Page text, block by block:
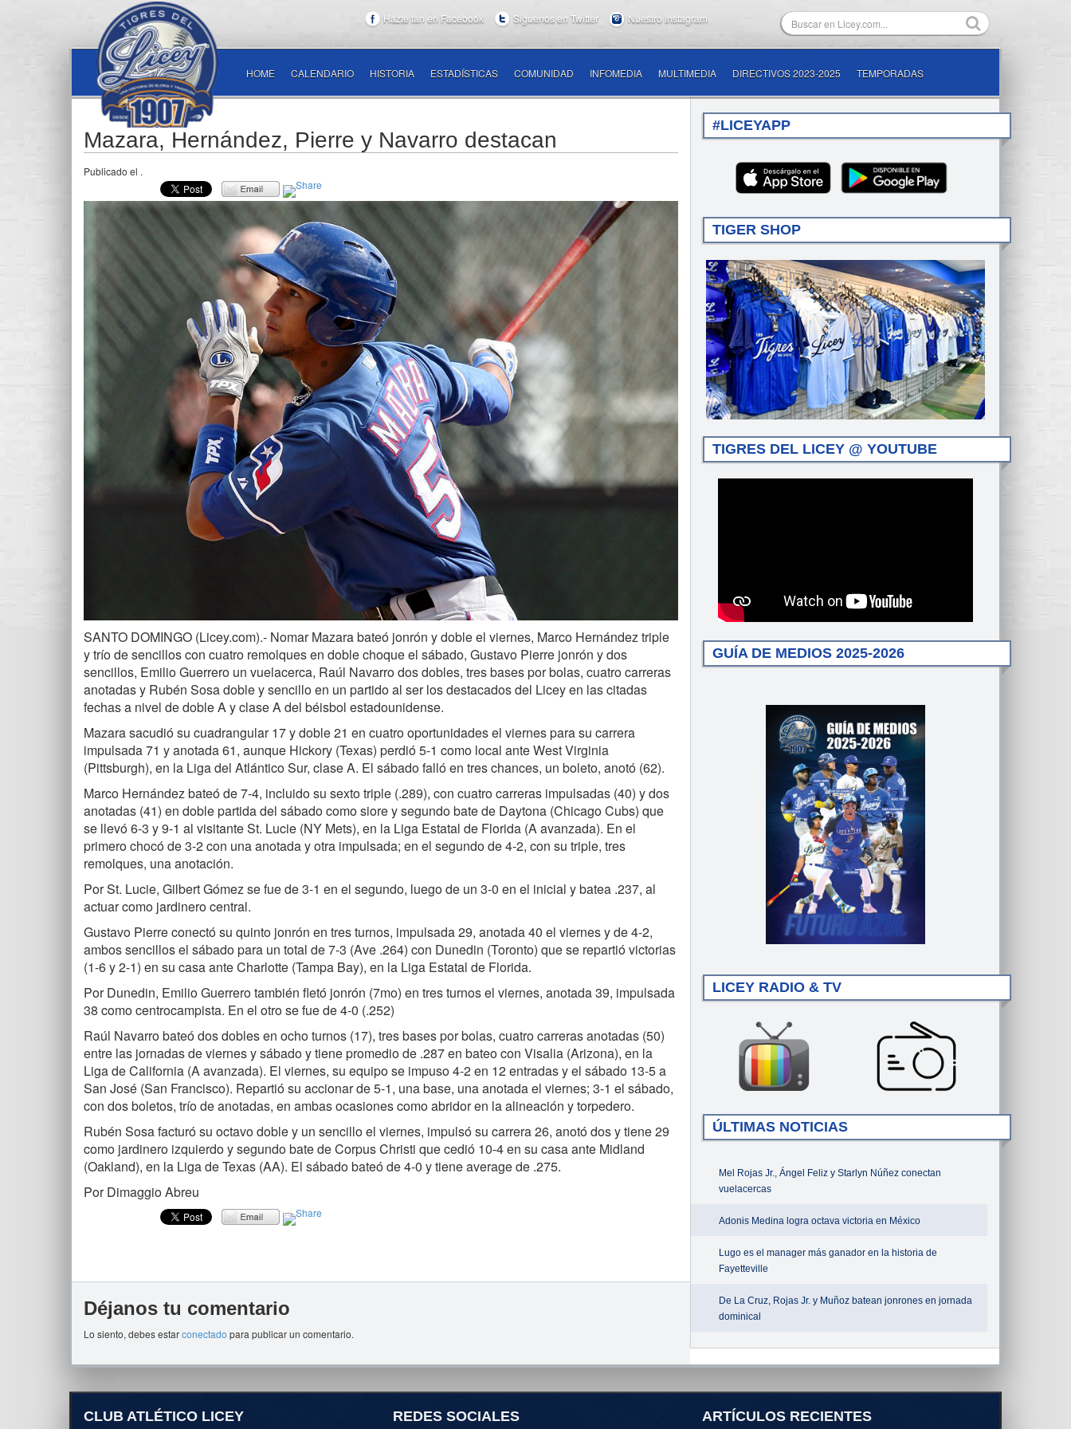
Hazte fan en Facebook Síguenos en Twitter Nuestro Instagram
HOME CALENDARIO HISTORIA ESTADÍSTICAS COMUNIDAD INFOMEDIA MULTIMEDIA DIRECTIVOS 2023-2025 TEMPORADAS
Mazara, Hernández, Pierre y Navarro destacan
Publicado el .
SANTO DOMINGO (Licey.com).- Nomar Mazara bateó jonrón y doble el viernes, Marco Hernández triple
y trío de sencillos con cuatro remolques en doble choque el sábado, Gustavo Pierre jonrón y dos
sencillos, Emilio Guerrero un vuelacerca, Raúl Navarro dos dobles, tres bases por bolas, cuatro carreras
anotadas y Rubén Sosa doble y sencillo en un partido al ser los destacados del Licey en las citadas
fechas a nivel de doble A y clase A del béisbol estadounidense.
Mazara sacudió su cuadrangular 17 y doble 21 en cuatro oportunidades el viernes para su carrera
impulsada 71 y anotada 61, aunque Hickory (Texas) perdió 5-1 como local ante West Virginia
(Pittsburgh), en la Liga del Atlántico Sur, clase A. El sábado falló en tres chances, un boleto, anotó (62).
Marco Hernández bateó de 7-4, incluido su sexto triple (.289), con cuatro carreras impulsadas (40) y dos
anotadas (41) en doble partida del sábado como siore y segundo bate de Daytona (Chicago Cubs) que
se llevó 6-3 y 9-1 al visitante St. Lucie (NY Mets), en la Liga Estatal de Florida (A avanzada). En el
primero chocó de 3-2 con una anotada y otra impulsada; en el segundo de 4-2, con su triple, tres
remolques, una anotación.
Por St. Lucie, Gilbert Gómez se fue de 3-1 en el segundo, luego de un 3-0 en el inicial y batea .237, al
actuar como jardinero central.
Gustavo Pierre conectó su quinto jonrón en tres turnos, impulsada 29, anotada 40 el viernes y de 4-2,
ambos sencillos el sábado para un total de 7-3 (Ave .264) con Dunedin (Toronto) que se repartió victorias
(1-6 y 2-1) en su casa ante Charlotte (Tampa Bay), en la Liga Estatal de Florida.
Por Dunedin, Emilio Guerrero también fletó jonrón (7mo) en tres turnos el viernes, anotada 39, impulsada
38 como centrocampista. En el otro se fue de 4-0 (.252)
Raúl Navarro bateó dos dobles en ocho turnos (17), tres bases por bolas, cuatro carreras anotadas (50)
entre las jornadas de viernes y sábado y tiene promedio de .287 en bateo con Visalia (Arizona), en la
Liga de California (A avanzada). El viernes, su equipo se impuso 4-2 en 12 entradas y el sábado 13-5 a
San José (San Francisco). Repartió su accionar de 5-1, una base, una anotada el viernes; 3-1 el sábado,
con dos boletos, trío de anotadas, en ambas ocasiones como abridor en la alineación y torpedero.
Rubén Sosa facturó su octavo doble y un sencillo el viernes, impulsó su carrera 26, anotó dos y tiene 29
como jardinero izquierdo y segundo bate de Corpus Christi que cedió 10-4 en su casa ante Midland
(Oakland), en la Liga de Texas (AA). El sábado bateó de 4-0 y tiene average de .275.
Por Dimaggio Abreu
Déjanos tu comentario
Lo siento, debes estarconectado para publicar un comentario.
#LICEYAPP
TIGER SHOP
TIGRES DEL LICEY @ YOUTUBE
GUÍA DE MEDIOS 2025-2026
LICEY RADIO & TV
ÚLTIMAS NOTICIAS
Mel Rojas Jr., Ángel Feliz y Starlyn Núñez conectan
vuelacercas
Adonis Medina logra octava victoria en México
Lugo es el manager más ganador en la historia de
Fayetteville
De La Cruz, Rojas Jr. y Muñoz batean jonrones en jornada
dominical
CLUB ATLÉTICO LICEY REDES SOCIALES ARTÍCULOS RECIENTES